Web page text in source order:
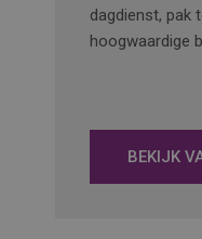
dagdienst, pak
hoogwaardige
BEKIJK